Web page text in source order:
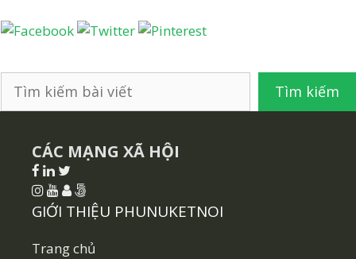
Tìm
kiếm
Tìm kiếm
CÁC MẠNG XÃ HỘI
GIỚI THIỆU PHUNUKETNOI
Trang chủ